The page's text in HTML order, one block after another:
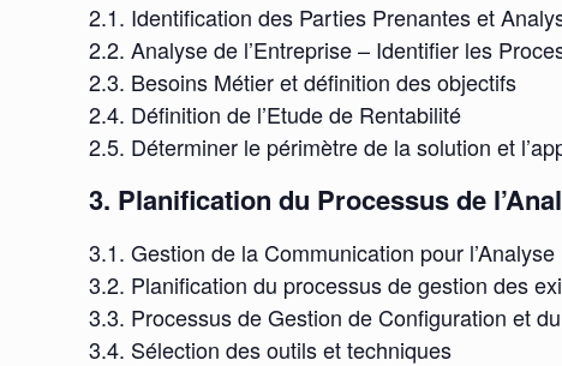
2.1. Identification des Parties Prenantes et
2.2. Analyse de l’Entreprise – Identifier les
2.3. Besoins Métier et définition des objectifs
2.4. Définition de l’Etude de Rentabilité
2.5. Déterminer le périmètre de la solution et
3. Planification du Processus de
3.1. Gestion de la Communication pour
3.2. Planification du processus de gestion des
3.3. Processus de Gestion de Configuration et
3.4. Sélection des outils et techniques